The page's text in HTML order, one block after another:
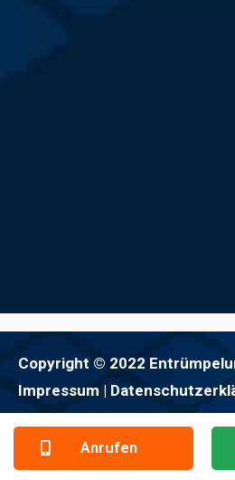
Copyright © 2022
Impressum |
Anrufen